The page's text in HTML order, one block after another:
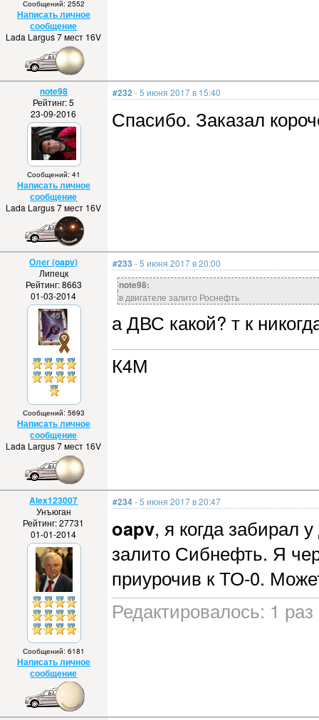
Сообщений: 2552
Написать личное
сообщение
Lada Largus 7 мест 16V
note98
Рейтинг: 5
23-09-2016
Сообщений: 41
Написать личное
сообщение
Lada Largus 7 мест 16V
#232 - 5 июня 2017 в 15:40
Спасибо. Заказал
Олег (oapv)
Липецк
Рейтинг: 8663
01-03-2014
Сообщений: 5693
Написать личное
сообщение
Lada Largus 7 мест 16V
#233 - 5 июня 2017 в 20:00
note98:
в двигателе залито Роснефть
а ДВС какой? т к
К4М
Alex123007
Унъюган
Рейтинг: 27731
01-01-2014
Сообщений: 6181
Написать личное
сообщение
#234- 5 июня 2017 в 20:47
oapv, я когда забирал
залито Сибнефть. Я
приурочив к ТО-0.
Редактировалось: 1